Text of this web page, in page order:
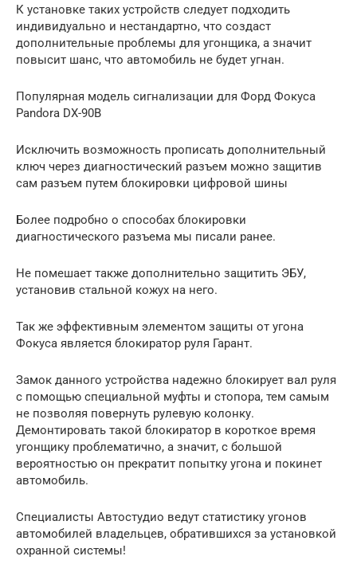
К установке таких устройств следует подходить
индивидуально и нестандартно, что создаст
дополнительные проблемы для угонщика, а значит
повысит шанс, что автомобиль не будет угнан.
Популярная модель сигнализации для Форд Фокуса
Pandora DX-90B
Исключить возможность прописать дополнительный
ключ через диагностический разъем можно защитив
сам разъем путем блокировки цифровой шины
Более подробно о способах блокировки
диагностического разъема мы писали ранее.
Не помешает также дополнительно защитить ЭБУ,
установив стальной кожух на него.
Так же эффективным элементом защиты от угона
Фокуса является блокиратор руля Гарант.
Замок данного устройства надежно блокирует вал руля
с помощью специальной муфты и стопора, тем самым
не позволяя повернуть рулевую колонку.
Демонтировать такой блокиратор в короткое время
угонщику проблематично, а значит, с большой
вероятностью он прекратит попытку угона и покинет
автомобиль.
Специалисты Автостудио ведут статистику угонов
автомобилей владельцев, обратившихся за установкой
охранной системы!